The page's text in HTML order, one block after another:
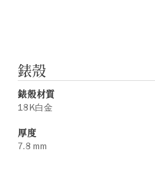
錶殼
錶殼材質
18K白金
厚度
7.8 mm